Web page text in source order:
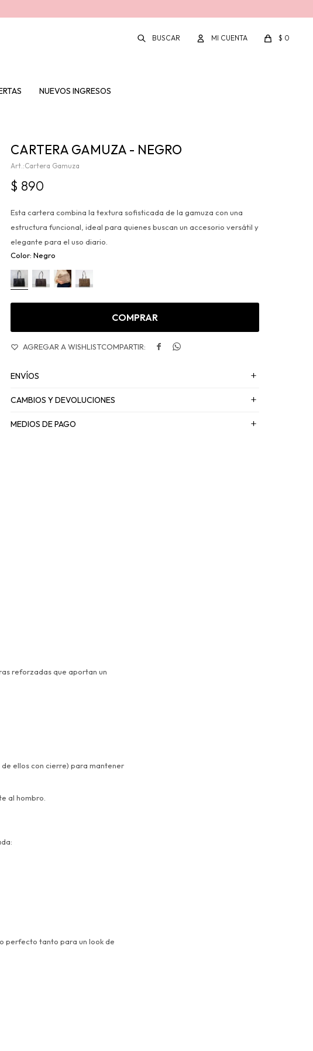
NUEVOS INGRESOS
$ 0
CARTERA GAMUZA - NEGRO
Cartera Gamuza
$ 890
Esta cartera combina la textura sofisticada de la gamuza con una
estructura funcional, ideal para quienes buscan un accesorio versátil y
elegante para el uso diario.
Negro
COMPRAR
 
ENVÍOS
CAMBIOS Y DEVOLUCIONES
MEDIOS DE PAGO
reforzadas que aportan un
ellos con cierre) para mantener
al hombro.
perfecto tanto para un look de